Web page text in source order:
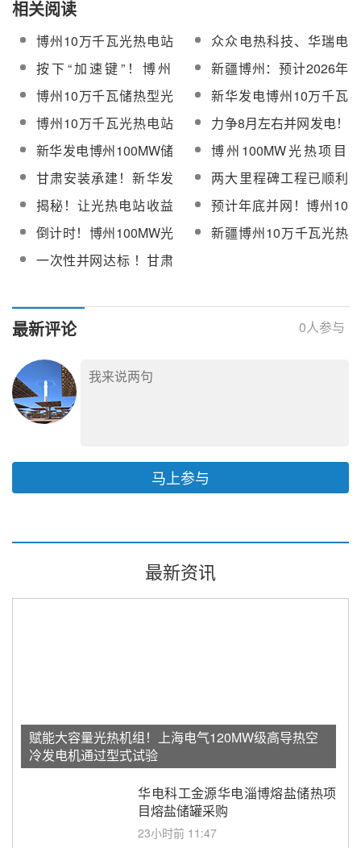
相关阅读
博州10万千瓦光热电站
4896块定日镜已安装完
毕
众众电热科技、华瑞电
气中标博州蒸发器启动
给水电加热器及熔盐电
加热器
按下“加速键”！博州
100MW光热项目正处于
设备安装高峰期
新疆博州：预计2026年
能源装机规模达1000万
千瓦以上
博州10万千瓦储热型光
热配建90万千瓦新能源
项目发电机转子穿装完
成
新华发电博州10万千瓦
光热电站第10000面定
日镜圆满组装下线【附
现场图】
博州10万千瓦光热电站
汽轮机成功扣缸，设备
安装全面提速
力争8月左右并网发电！
新华发电博州100MW光
热项目总体进度85%
新华发电博州100MW储
热型光热项目DCS受电
成功，正式迈入调试阶
段
博州100MW光热项目
“光热电站镜塔耦合协同
控制与高效安全运行研
究”采购
甘肃安装承建！新华发
电博州100MW光热项目
除盐水制水一次成功
两大里程碑工程已顺利
完成！博州10万千瓦储
热型光热配建90万千瓦
新能源项目进入投产前
揭秘！让光热电站收益
增长的幕后“大脑”
预计年底并网！博州10
万千瓦储热型光热配建
90万千瓦新能源项目全
倒计时！博州100MW光
热项目冲刺12月底倒送
电目标
新疆博州10万千瓦光热
一次性并网达标 ！甘肃
最新评论 0人参与
马上参与
最新资讯
赋能大容量光热机组！上海电气120MW级高导热空
冷发电机通过型式试验
华电科工金源华电淄博熔盐储热项
目熔盐储罐采购
23小时前 11:47